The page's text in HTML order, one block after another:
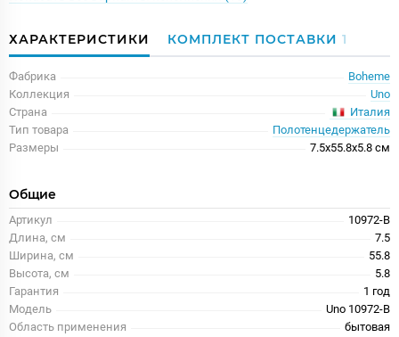
ХАРАКТЕРИСТИКИ КОМПЛЕКТ ПОСТАВКИ 1
Фабрика
Boheme
Коллекция
Uno
Страна
Италия
Тип товара
Полотенцедержатель
Размеры
7.5x55.8x5.8 см
Общие
Артикул
10972-B
Длина, см
7.5
Ширина, см
55.8
Высота, см
5.8
Гарантия
1 год
Модель
Uno 10972-B
Область применения
бытовая